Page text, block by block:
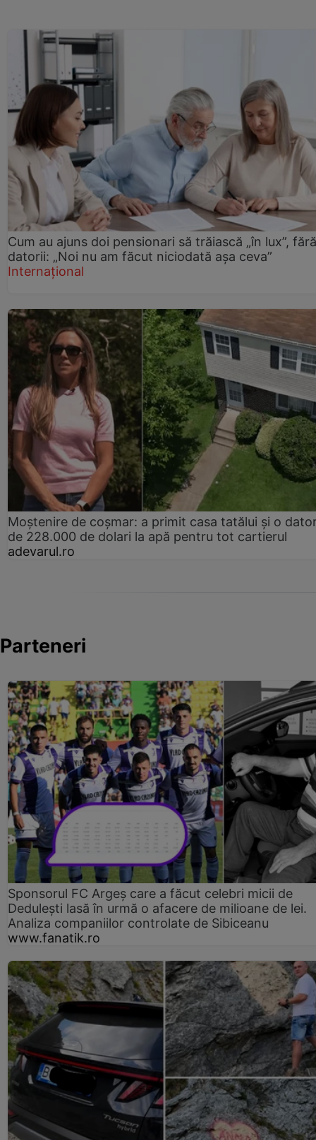
Cum au ajuns doi pensionari să trăiască „în lux”, fără
datorii: „Noi nu am făcut niciodată așa ceva”
Internațional
Moștenire de coșmar: a primit casa tatălui și o
de 228.000 de dolari la apă pentru tot cartierul
adevarul.ro
Parteneri
Sponsorul FC Argeș care a făcut celebri micii de
Dedulești lasă în urmă o afacere de milioane de lei.
Analiza companiilor controlate de Sibiceanu
www.fanatik.ro